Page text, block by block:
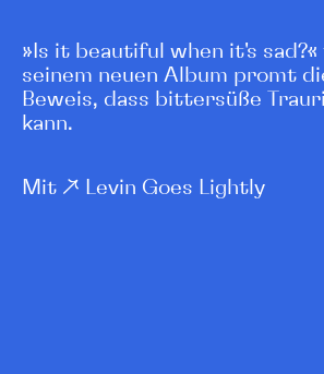
»Is it beautiful when it's
seinem neuen Album promt
Beweis, dass bittersüße
kann.
Mit ↗ Levin Goes Lightly